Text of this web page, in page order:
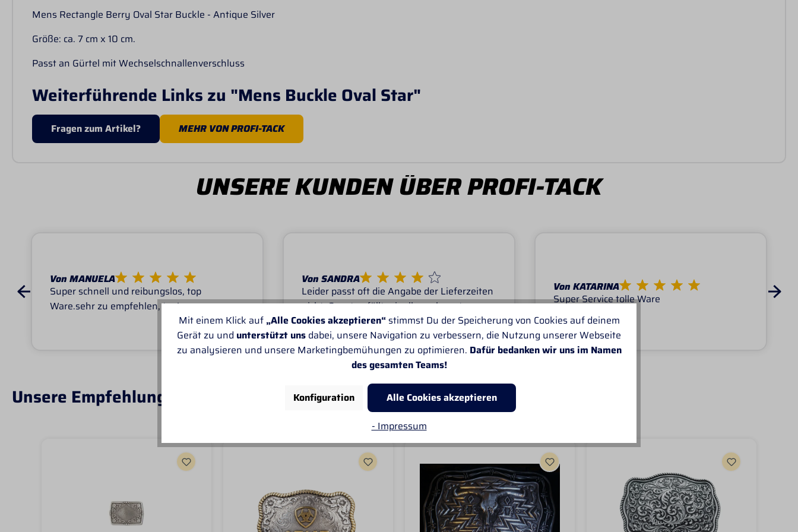
Mens Rectangle Berry Oval Star Buckle - Antique Silver
Größe: ca. 7 cm x 10 cm.
Passt an Gürtel mit Wechselschnallenverschluss
Weiterführende Links zu "Mens Buckle Oval Star"
Fragen zum Artikel? MEHR VON PROFI-TACK
UNSERE KUNDEN ÜBER PROFI-TACK
Von MANUELA
Super schnell und reibungslos, top
Ware.sehr zu empfehlen, top!
Von SANDRA
Leider passt oft die Angabe der Lieferzeiten
nicht. Sonst gefällt mir alles sehr gut.
Von KATARINA
Super Service tolle Ware
Unsere Empfehlungen
Mit einem Klick auf „Alle Cookies akzeptieren“stimmst Du der Speicherung von Cookies auf deinem
Gerät zu und unterstützt uns dabei, unsere Navigation zu verbessern, die Nutzung unserer Webseite
zu analysieren und unsere Marketingbemühungen zu optimieren. Dafür bedanken wir uns im Namen
des gesamten Teams!
Konfiguration
Alle Cookies akzeptieren
- Impressum